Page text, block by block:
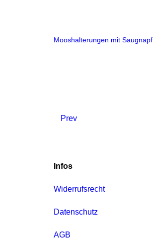
Mooshalterungen mit Saugnapf
Prev
Infos
Widerrufsrecht
Datenschutz
AGB